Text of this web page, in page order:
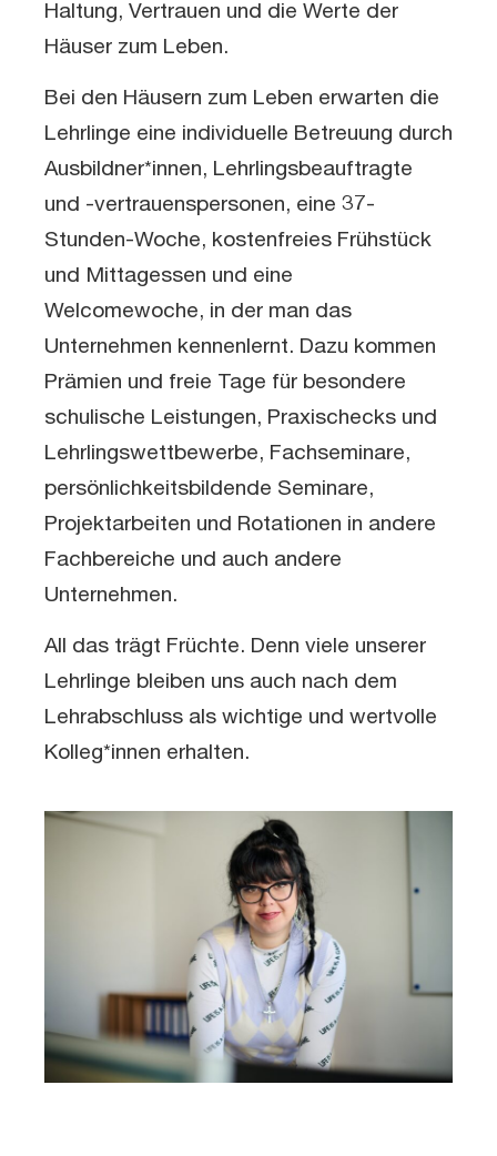
Haltung, Vertrauen und die Werte der
Häuser zum Leben.
Bei den Häusern zum Leben erwarten die
Lehrlinge eine individuelle Betreuung durch
Ausbildner*innen, Lehrlingsbeauftragte
und -vertrauenspersonen, eine 37-
Stunden-Woche, kostenfreies Frühstück
und Mittagessen und eine
Welcomewoche, in der man das
Unternehmen kennenlernt. Dazu kommen
Prämien und freie Tage für besondere
schulische Leistungen, Praxischecks und
Lehrlingswettbewerbe, Fachseminare,
persönlichkeitsbildende Seminare,
Projektarbeiten und Rotationen in andere
Fachbereiche und auch andere
Unternehmen.
All das trägt Früchte. Denn viele unserer
Lehrlinge bleiben uns auch nach dem
Lehrabschluss als wichtige und wertvolle
Kolleg*innen erhalten.